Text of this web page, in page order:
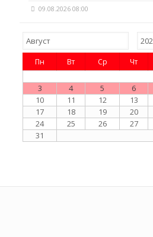
09.08.2026 08:00
Пн Вт Ср Чт
3
4 5 6
10
11 12 13
17
18 19 20
24
25 26 27
31